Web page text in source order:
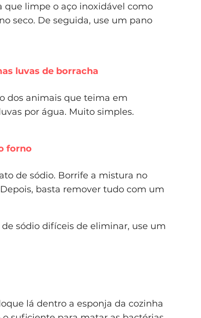
limpe o aço inoxidável como
seco. De seguida, use um pano
luvas de borracha
dos animais que teima em
por água. Muito simples.
forno
de sódio. Borrife a mistura no
basta remover tudo com um
sódio difíceis de eliminar, use um
lá dentro a esponja da cozinha